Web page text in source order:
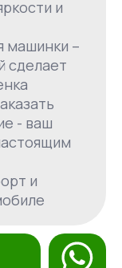
и
машинки –
сделает
- ваш
и